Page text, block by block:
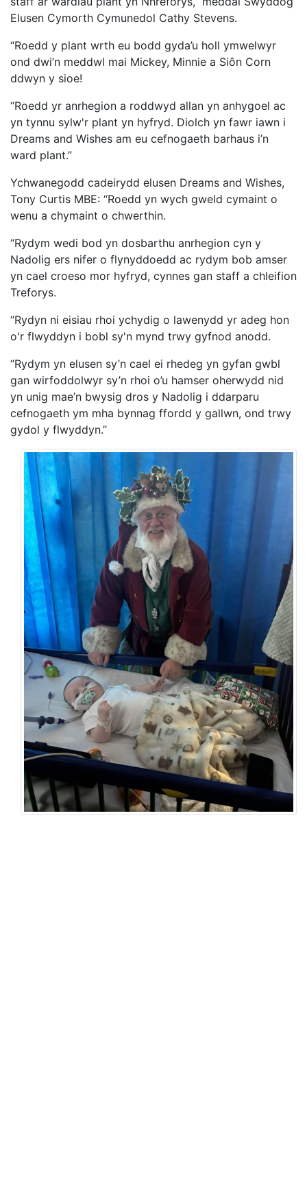
Elusen Cymorth Cymunedol Cathy Stevens.
“Roedd y plant wrth eu bodd gyda’u holl ymwelwyr
ond dwi’n meddwl mai Mickey, Minnie a Siôn Corn
ddwyn y sioe!
“Roedd yr anrhegion a roddwyd allan yn anhygoel ac
yn tynnu sylw'r plant yn hyfryd. Diolch yn fawr iawn i
Dreams and Wishes am eu cefnogaeth barhaus i’n
ward plant.”
Ychwanegodd cadeirydd elusen Dreams and Wishes,
Tony Curtis MBE: “Roedd yn wych gweld cymaint o
wenu a chymaint o chwerthin.
“Rydym wedi bod yn dosbarthu anrhegion cyn y
Nadolig ers nifer o flynyddoedd ac rydym bob amser
yn cael croeso mor hyfryd, cynnes gan staff a chleifion
Treforys.
“Rydyn ni eisiau rhoi ychydig o lawenydd yr adeg hon
o'r flwyddyn i bobl sy'n mynd trwy gyfnod anodd.
“Rydym yn elusen sy’n cael ei rhedeg yn gyfan gwbl
gan wirfoddolwyr sy’n rhoi o’u hamser oherwydd nid
yn unig mae’n bwysig dros y Nadolig i ddarparu
cefnogaeth ym mha bynnag ffordd y gallwn, ond trwy
gydol y flwyddyn.”